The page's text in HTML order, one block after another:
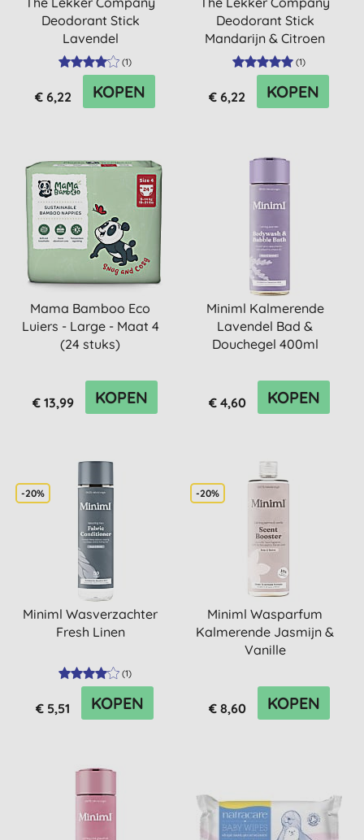
Deodorant Stick
Lavendel
(1)
€ 6,22 KOPEN
Deodorant Stick
Mandarijn & Citroen
(1)
€ 6,22 KOPEN
Mama Bamboo Eco
Luiers - Large - Maat 4
(24 stuks)
€ 13,99 KOPEN
Miniml Kalmerende
Lavendel Bad &
Douchegel 400ml
€ 4,60 KOPEN
-20%
Miniml Wasverzachter
Fresh Linen
(1)
€ 5,51 KOPEN
-20%
Miniml Wasparfum
Kalmerende Jasmijn &
Vanille
€ 8,60 KOPEN